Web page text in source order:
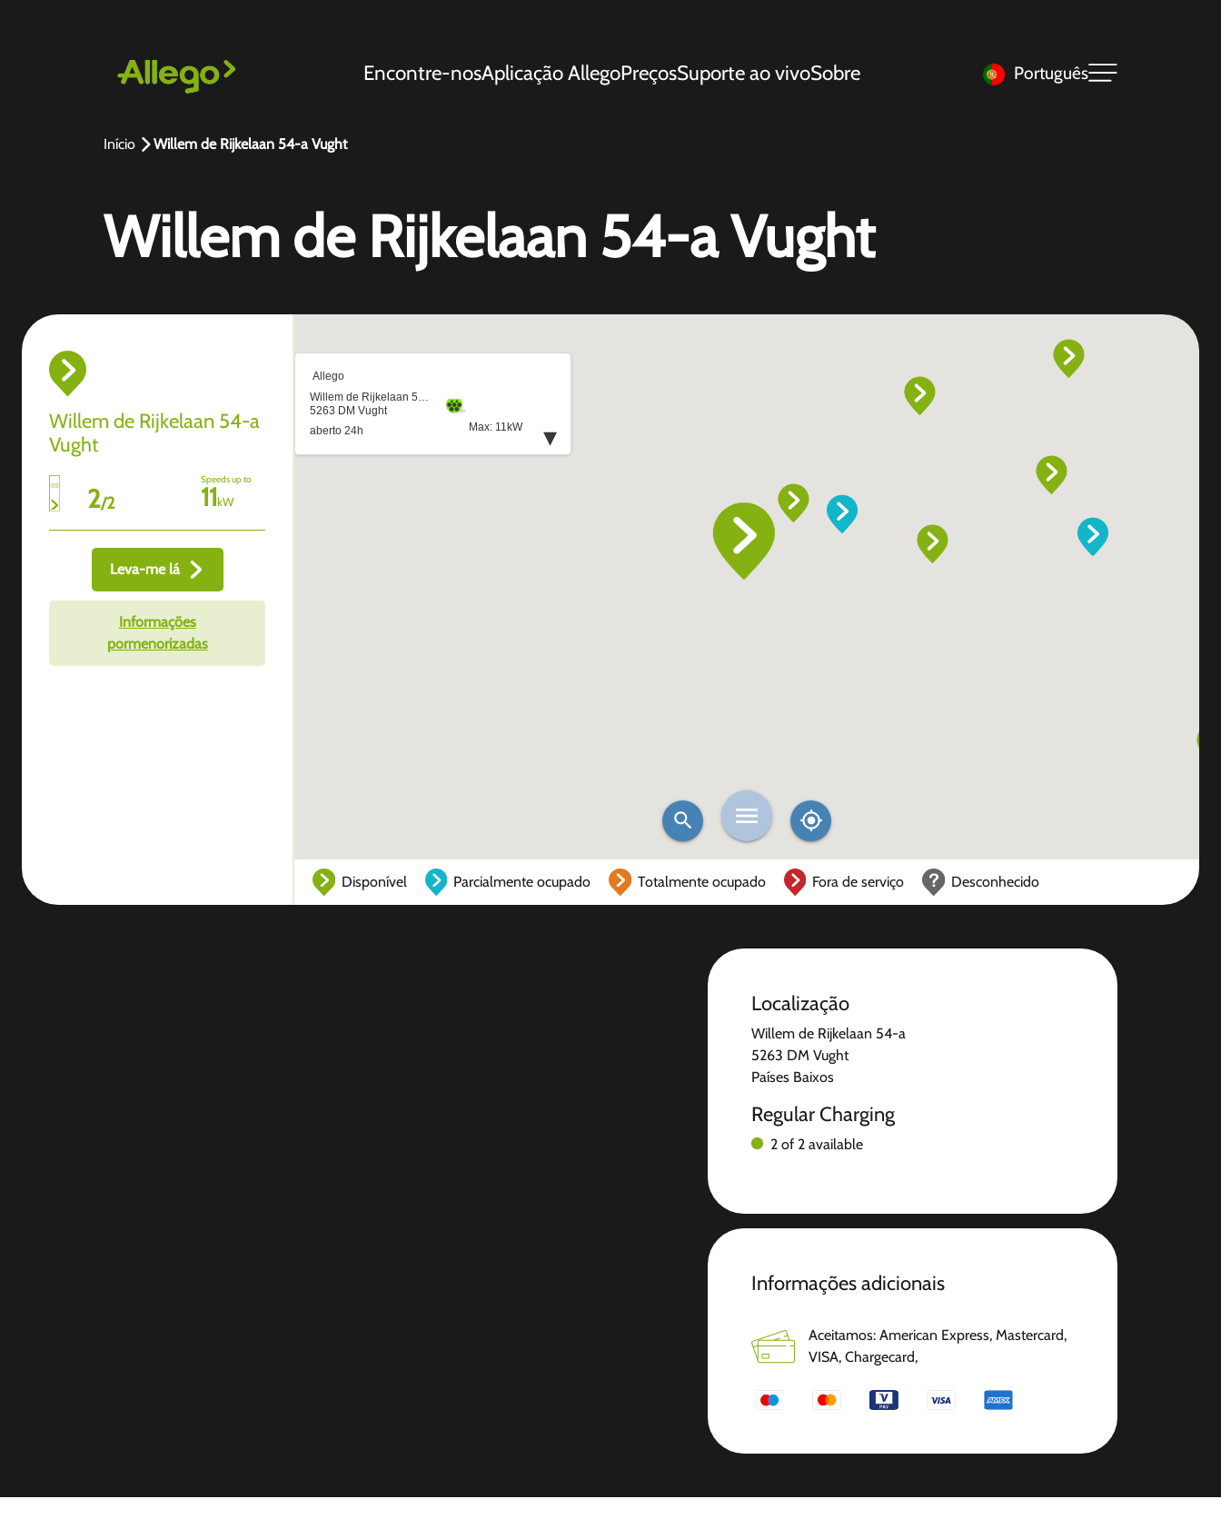
Encontre-nosAplicação AllegoPreçosSuporte ao vivoSobre Português
Início Willem de Rijkelaan 54-a Vught
Willem de Rijkelaan 54-a Vught
Willem de Rijkelaan 54-a
Vught
2/2
Speeds up to
11kW
Leva-me lá
Informações
pormenorizadas
Disponível Parcialmente ocupado Totalmente ocupado Fora de serviço Desconhecido
Localização
Willem de Rijkelaan 54-a
5263 DM Vught
Países Baixos
Regular Charging
2 of 2 available
Informações adicionais
Aceitamos: American Express, Mastercard,
VISA, Chargecard,